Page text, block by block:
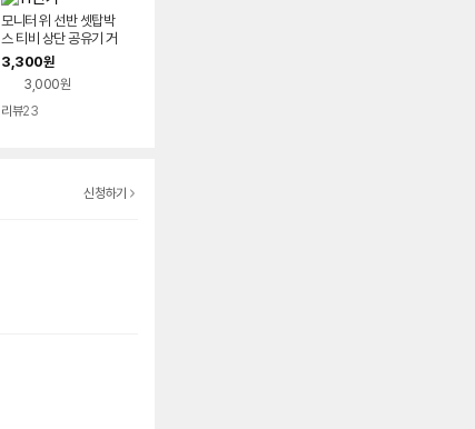
모니터 위 선반 셋탑박
스 티비 상단 공유기 거
치대
3,300원
3,000원
리뷰23
신청하기